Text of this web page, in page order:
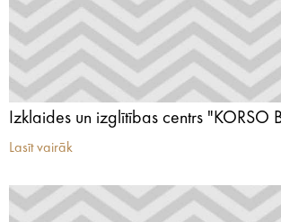
Izklaides un izglītības centrs "KORSO
Lasīt vairāk